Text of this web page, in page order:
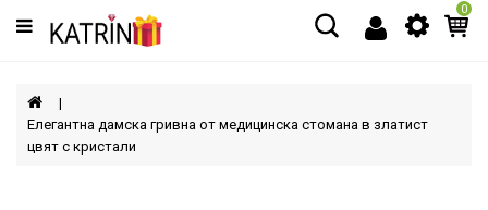
Категории
МЪЖЕ
ЖЕНИ
0
Елегантна дамска гривна от медицинска стомана в златист
цвят с кристали